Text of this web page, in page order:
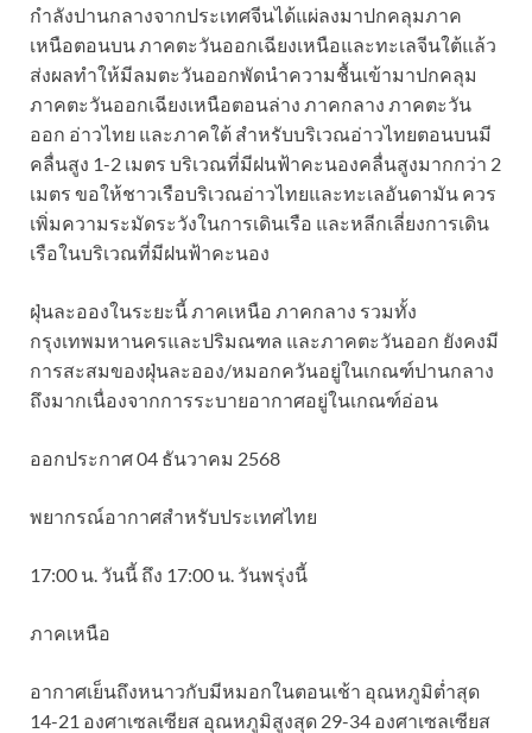
กำลังปานกลางจากประเทศจีนได้แผ่ลงมาปกคลุมภาค
เหนือตอนบน ภาคตะวันออกเฉียงเหนือและทะเลจีนใต้แล้ว
ส่งผลทำให้มีลมตะวันออกพัดนำความชื้นเข้ามาปกคลุม
ภาคตะวันออกเฉียงเหนือตอนล่าง ภาคกลาง ภาคตะวัน
ออก อ่าวไทย และภาคใต้ สำหรับบริเวณอ่าวไทยตอนบนมี
คลื่นสูง 1-2 เมตร บริเวณที่มีฝนฟ้าคะนองคลื่นสูงมากกว่า 2
เมตร ขอให้ชาวเรือบริเวณอ่าวไทยและทะเลอันดามัน ควร
เพิ่มความระมัดระวังในการเดินเรือ และหลีกเลี่ยงการเดิน
เรือในบริเวณที่มีฝนฟ้าคะนอง
ฝุ่นละอองในระยะนี้ ภาคเหนือ ภาคกลาง รวมทั้ง
กรุงเทพมหานครและปริมณฑล และภาคตะวันออก ยังคงมี
การสะสมของฝุ่นละออง/หมอกควันอยู่ในเกณฑ์ปานกลาง
ถึงมากเนื่องจากการระบายอากาศอยู่ในเกณฑ์อ่อน
ออกประกาศ 04 ธันวาคม 2568
พยากรณ์อากาศสำหรับประเทศไทย
17:00 น. วันนี้ ถึง 17:00 น. วันพรุ่งนี้
ภาคเหนือ
อากาศเย็นถึงหนาวกับมีหมอกในตอนเช้า อุณหภูมิต่ำสุด
14-21 องศาเซลเซียส อุณหภูมิสูงสุด 29-34 องศาเซลเซียส